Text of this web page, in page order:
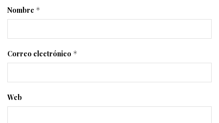
Nombre *
Correo electrónico *
Web